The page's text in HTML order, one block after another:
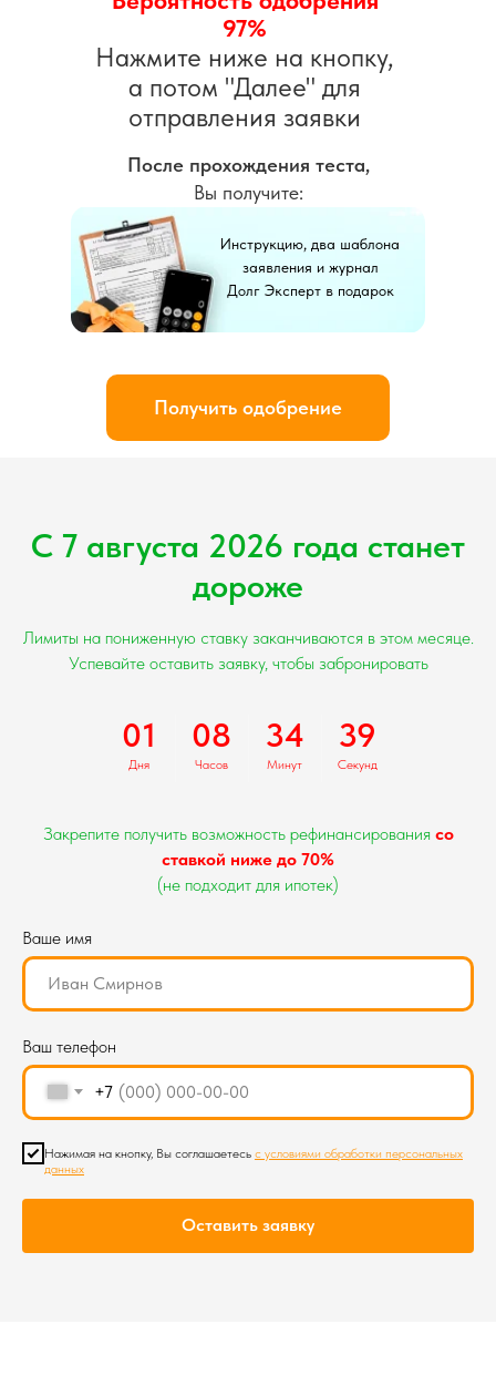
После прохождения теста,
Вы получите:
Нажмите ниже на кнопку,
а потом "Далее" для
отправления заявки
97%
Инструкцию, два шаблона
заявления и журнал
Долг Эксперт в подарок
Получить одобрение
С 7 августа 2026 года станет
дороже
Лимиты на пониженную ставку заканчиваются в этом месяце.
Успевайте оставить заявку, чтобы забронировать
01
Дня
08
Часов
34
Минут
38
Секунд
Закрепите получить возможность рефинансирования со
ставкой ниже до 70%
(не подходит для ипотек)
Ваше имя
Ваш телефон
+7
Нажимая на кнопку, Вы соглашаетесь с условиями обработки персональных
данных
Оставить заявку